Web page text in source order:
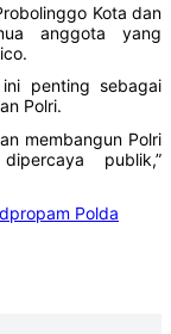
Kota dan
anggota yang
penting sebagai
Polri.
membangun Polri
publik,”
Polda